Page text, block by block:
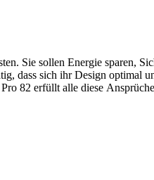
Sie sollen Energie sparen,
dass sich ihr Design optimal
82 erfüllt alle diese